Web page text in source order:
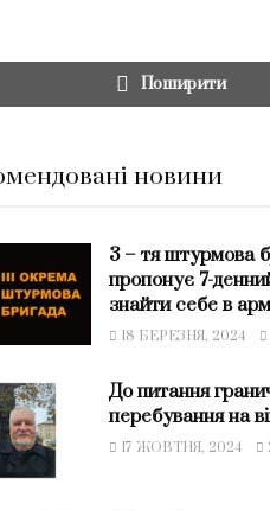
Поширити
новини
3 – тя штурмова
пропонує 7-
знайти себе в
18 БЕРЕЗНЯ, 2024
До питання
перебування на
17 ЖОВТНЯ, 2024